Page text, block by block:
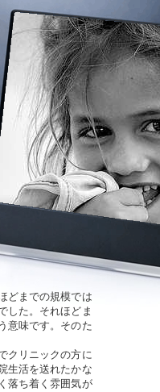
どまでの規模では
した。それほどま
意味です。そのた
クリニックの方に
生活を送れたかな
落ち着く雰囲気が